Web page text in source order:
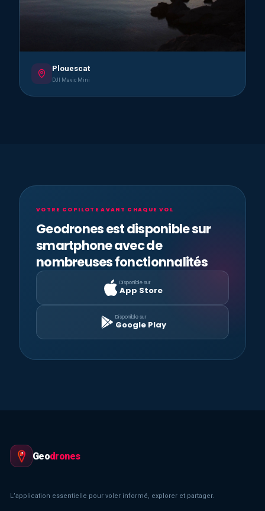
Plouescat
DJI Mavic Mini
VOTRE COPILOTE AVANT CHAQUE VOL
Geodrones est disponible sur
smartphone avec de
nombreuses fonctionnalités
Disponible sur
App Store
Disponible sur
Google Play
Geodrones
L’application essentielle pour voler informé, explorer et partager.